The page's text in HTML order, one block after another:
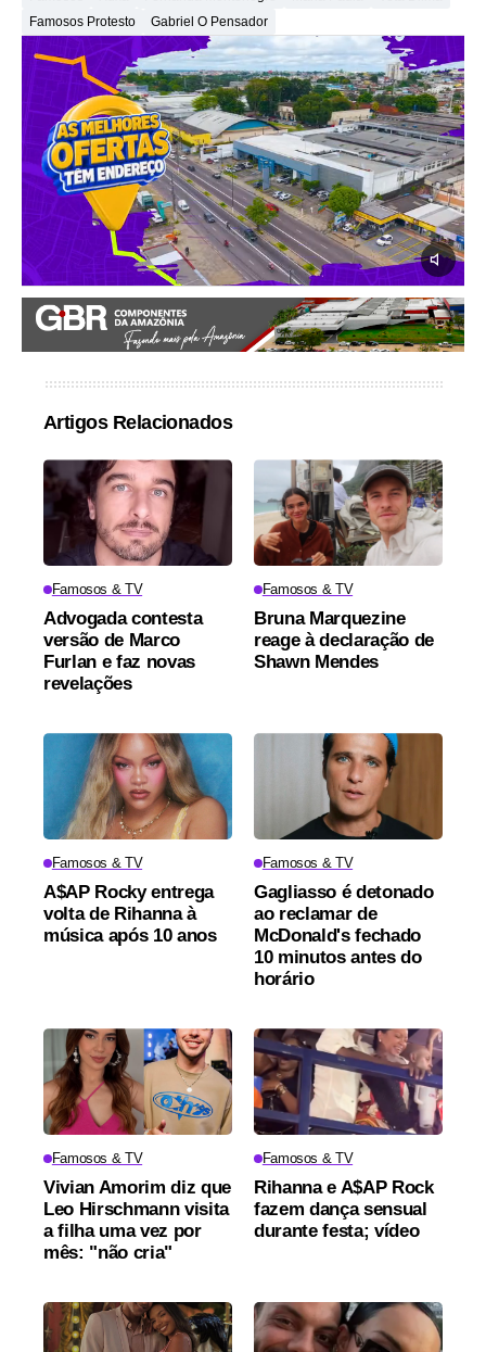
Famosos Protesto
Gabriel O Pensador
Artigos Relacionados
Famosos & TV
Advogada contesta
versão de Marco
Furlan e faz novas
revelações
Famosos & TV
Bruna Marquezine
reage à declaração de
Shawn Mendes
Famosos & TV
A$AP Rocky entrega
volta de Rihanna à
música após 10 anos
Famosos & TV
Gagliasso é detonado
ao reclamar de
McDonald's fechado
10 minutos antes do
horário
Famosos & TV
Vivian Amorim diz que
Leo Hirschmann visita
a filha uma vez por
mês: "não cria"
Famosos & TV
Rihanna e A$AP Rock
fazem dança sensual
durante festa; vídeo